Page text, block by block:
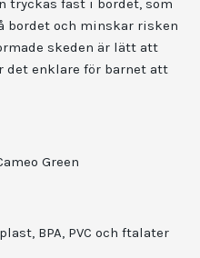
tryckas fast i bordet, som
och minskar risken
skeden är lätt att
det enklare för barnet att
Green
BPA, PVC och ftalater